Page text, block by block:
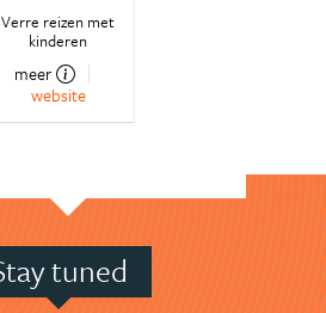
Verre reizen met
kinderen
meer
website
tuned